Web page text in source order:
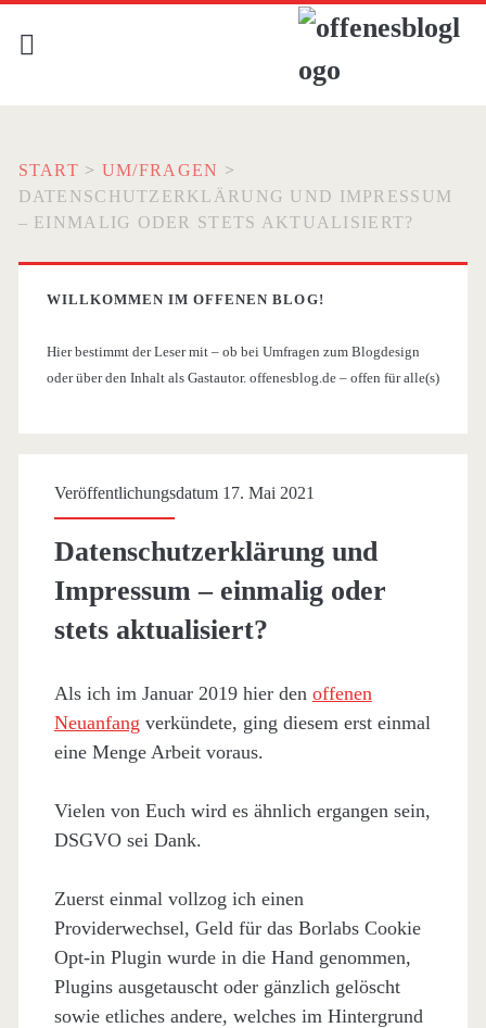
START > UM/FRAGEN >
DATENSCHUTZERKLÄRUNG UND IMPRESSUM
– EINMALIG ODER STETS AKTUALISIERT?
WILLKOMMEN IM OFFENEN BLOG!
Hier bestimmt der Leser mit – ob bei Umfragen zum Blogdesign
oder über den Inhalt als Gastautor. offenesblog.de – offen für alle(s)
Veröffentlichungsdatum 17. Mai 2021
Datenschutzerklärung und
Impressum – einmalig oder
stets aktualisiert?
Als ich im Januar 2019 hier den offenen
Neuanfang verkündete, ging diesem erst einmal
eine Menge Arbeit voraus.
Vielen von Euch wird es ähnlich ergangen sein,
DSGVO sei Dank.
Zuerst einmal vollzog ich einen
Providerwechsel, Geld für das Borlabs Cookie
Opt-in Plugin wurde in die Hand genommen,
Plugins ausgetauscht oder gänzlich gelöscht
sowie etliches andere, welches im Hintergrund